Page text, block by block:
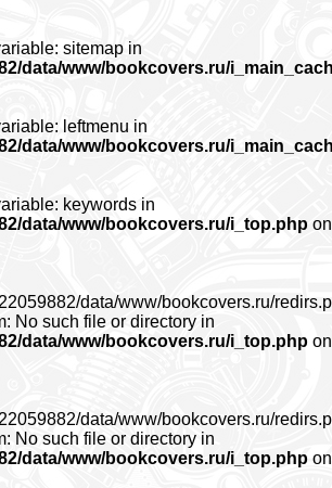
sitemap in
data/www/bookcovers.ru/
leftmenu in
data/www/bookcovers.ru/
keywords in
data/www/bookcovers.ru/i_top.php on
data/www/bookcovers.ru/
No such file or directory in
data/www/bookcovers.ru/i_top.php on
data/www/bookcovers.ru/
No such file or directory in
data/www/bookcovers.ru/i_top.php on